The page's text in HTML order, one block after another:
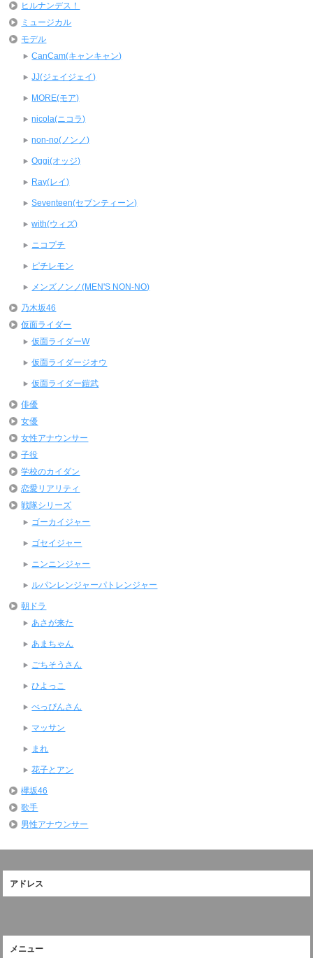
ヒルナンデス！
ミュージカル
モデル
CanCam(キャンキャン)
JJ(ジェイジェイ)
MORE(モア)
nicola(ニコラ)
non-no(ノンノ)
Oggi(オッジ)
Ray(レイ)
Seventeen(セブンティーン)
with(ウィズ)
ニコプチ
ピチレモン
メンズノンノ(MEN'S NON-NO)
乃木坂46
仮面ライダー
仮面ライダーW
仮面ライダージオウ
仮面ライダー鎧武
俳優
女優
女性アナウンサー
子役
学校のカイダン
恋愛リアリティ
戦隊シリーズ
ゴーカイジャー
ゴセイジャー
ニンニンジャー
ルパンレンジャーパトレンジャー
朝ドラ
あさが来た
あまちゃん
ごちそうさん
ひよっこ
べっぴんさん
マッサン
まれ
花子とアン
欅坂46
歌手
男性アナウンサー
アドレス
メニュー